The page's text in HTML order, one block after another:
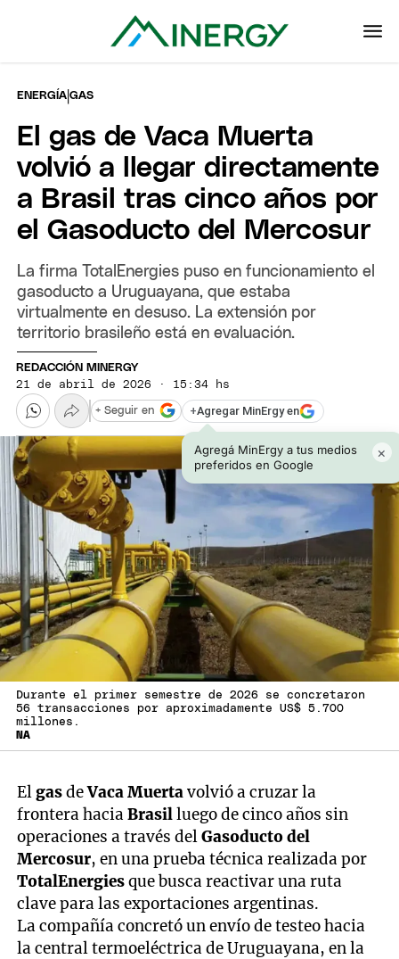
ENERGÍA |GAS
El gas de Vaca Muerta
volvió a llegar directamente
a Brasil tras cinco años por
el Gasoducto del Mercosur
La firma TotalEnergies puso en funcionamiento el
gasoducto a Uruguayana, que estaba
virtualmente en desuso. La extensión por
territorio brasileño está en evaluación.
REDACCIÓN MINERGY
21 de abril de 2026 · 15:34 hs
+Agregar MinErgy en
Agregá MinErgy a tus medios
preferidos en Google
×
+ Seguir en
Durante el primer semestre de 2026 se concretaron
56 transacciones por aproximadamente US$ 5.700
millones.
NA
ElgasdeVaca Muertavolvió a cruzar la
frontera haciaBrasilluego de cinco años sin
operaciones a través delGasoducto del
Mercosur, en una prueba técnica realizada por
TotalEnergiesque busca reactivar una ruta
clave para las exportaciones argentinas.
La compañía concretó un envío de testeo hacia
la central termoeléctrica de Uruguayana, en la